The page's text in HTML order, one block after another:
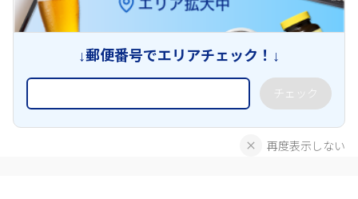
↓郵便番号でエリアチェック！↓
チェック
再度表示しない